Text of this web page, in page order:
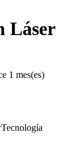
Láser
1 mes(es)
Tecnología